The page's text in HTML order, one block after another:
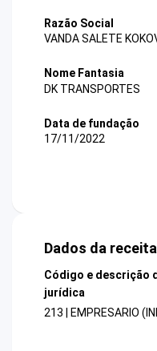
Razão Social
VANDA SALETE
Nome Fantasia
DK TRANSPORTES
Data de fundação
17/11/2022
Dados da
Código e descrição
jurídica
213 | EMPRESARIO